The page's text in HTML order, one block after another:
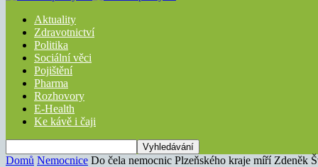
Aktuality
Zdravotnictví
Politika
Sociální věci
Pojištění
Pharma
Rozhovory
E-Health
Ke kávě i čaji
Domů Nemocnice Do čela nemocnic Plzeňského kraje míří Zdeněk